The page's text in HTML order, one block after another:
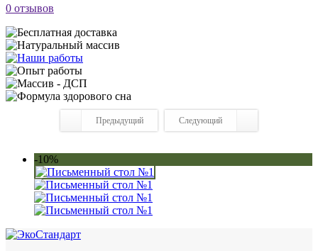
0 отзывов
Предыдущий Следующий
-10%